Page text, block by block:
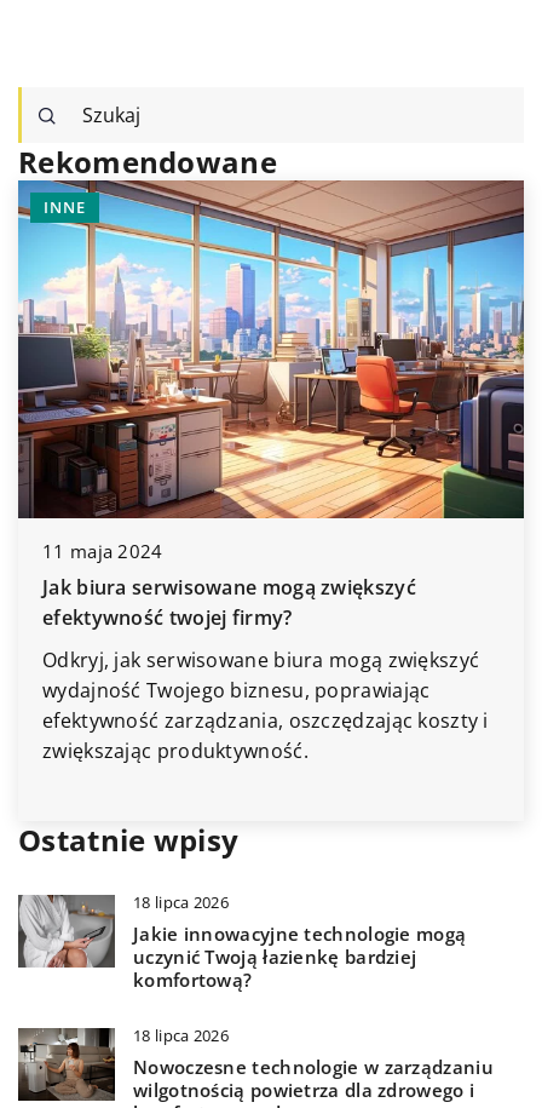
Rekomendowane
mogą zwiększyć
twojej firmy?
biura mogą zwiększyć
biznesu, poprawiając
zarządzania, oszczędzając koszty i
produktywność.
TECHNOLOGIE I
Czy
Dowiedz się,
przyczynić się
naszych
Ostatnie wpisy
18 lipca 2026
Jakie innowacyjne technologie mogą
uczynić Twoją łazienkę bardziej
komfortową?
18 lipca 2026
Nowoczesne technologie w zarządzaniu
wilgotnością powietrza dla zdrowego i